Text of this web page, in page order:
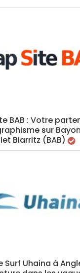
BAB : Votre
sur
Biarritz (BAB)
Surf Uhaina à